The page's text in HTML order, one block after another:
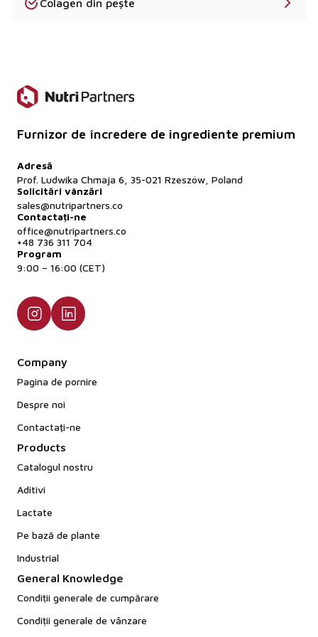
ingrediente de origine animală.
Colagen din pește
Furnizor de încredere de ingrediente premium
Adresă
Prof. Ludwika Chmaja 6, 35-021 Rzeszów, Poland
Solicitări vânzări
sales@nutripartners.co
Contactați-ne
office@nutripartners.co
+48 736 311 704
Program
9:00 – 16:00 (CET)
Company
Pagina de pornire
Despre noi
Contactaţi-ne
Products
Catalogul nostru
Aditivi
Lactate
Pe bază de plante
Industrial
General Knowledge
Condiții generale de cumpărare
Condiții generale de vânzare